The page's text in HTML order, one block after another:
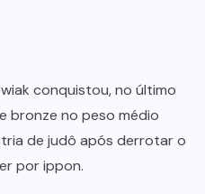
conquistou, no último
bronze no peso médio
de judô após derrotar o
por ippon.